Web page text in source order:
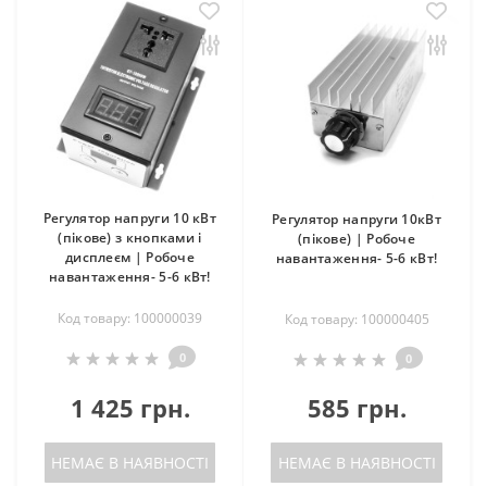
Регулятор напруги 10 кВт
(пікове) з кнопками і
дисплеєм | Робоче
навантаження- 5-6 кВт!
Код товару: 100000039
0
1 425 грн.
НЕМАЄ В НАЯВНОСТІ
Регулятор напруги 10кВт
(пікове) | Робоче
навантаження- 5-6 кВт!
Код товару: 100000405
0
585 грн.
НЕМАЄ В НАЯВНОСТІ